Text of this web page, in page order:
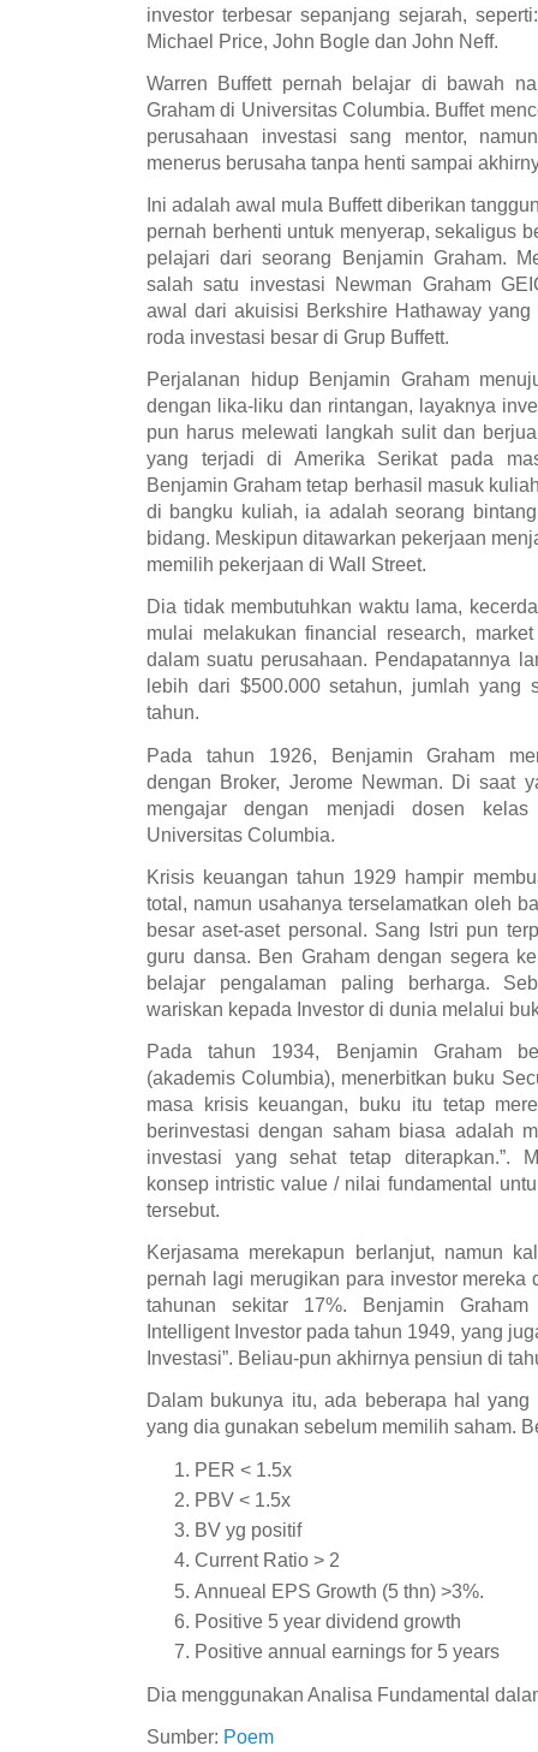
investor terbesar sepanjang sejarah,
Michael Price, John Bogle dan John Neff.
Warren Buffett pernah belajar di bawah
Graham di Universitas Columbia. Buffet
perusahaan investasi sang mentor,
menerus berusaha tanpa henti sampai
Ini adalah awal mula Buffett diberikan
pernah berhenti untuk menyerap, sekaligus
pelajari dari seorang Benjamin Graham.
salah satu investasi Newman Graham
awal dari akuisisi Berkshire Hathaway
roda investasi besar di Grup Buffett.
Perjalanan hidup Benjamin Graham
dengan lika-liku dan rintangan, layaknya
pun harus melewati langkah sulit dan
yang terjadi di Amerika Serikat pada
Benjamin Graham tetap berhasil masuk
di bangku kuliah, ia adalah seorang
bidang. Meskipun ditawarkan pekerjaan
memilih pekerjaan di Wall Street.
Dia tidak membutuhkan waktu lama,
mulai melakukan financial research,
dalam suatu perusahaan. Pendapatannya
lebih dari $500.000 setahun, jumlah yang
tahun.
Pada tahun 1926, Benjamin Graham
dengan Broker, Jerome Newman. Di saat
mengajar dengan menjadi dosen
Universitas Columbia.
Krisis keuangan tahun 1929 hampir
total, namun usahanya terselamatkan oleh
besar aset-aset personal. Sang Istri pun
guru dansa. Ben Graham dengan segera
belajar pengalaman paling berharga.
wariskan kepada Investor di dunia melalui
Pada tahun 1934, Benjamin Graham
(akademis Columbia), menerbitkan buku
masa krisis keuangan, buku itu tetap
berinvestasi dengan saham biasa adalah
investasi yang sehat tetap diterapkan.”.
konsep intristic value / nilai fundamental
tersebut.
Kerjasama merekapun berlanjut, namun
pernah lagi merugikan para investor mereka
tahunan sekitar 17%. Benjamin
Intelligent Investor pada tahun 1949, yang
Investasi”. Beliau-pun akhirnya pensiun di
Dalam bukunya itu, ada beberapa hal
yang dia gunakan sebelum memilih saham.
PER < 1.5x
PBV < 1.5x
BV yg positif
Current Ratio > 2
Annueal EPS Growth (5 thn) >3%.
Positive 5 year dividend growth
Positive annual earnings for 5 years
Dia menggunakan Analisa Fundamental
Sumber: Poem